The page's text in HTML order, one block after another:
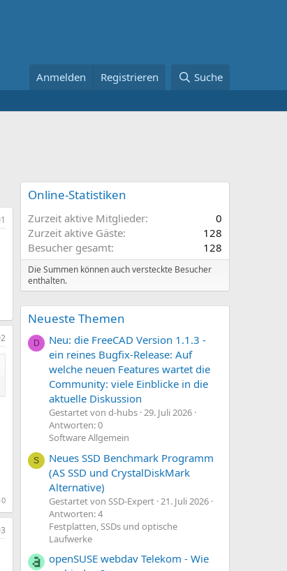
Anmelden Registrieren Suche
Online-Statistiken
Zurzeit aktive Mitglieder
0
Zurzeit aktive Gäste
128
Besucher gesamt
128
Die Summen können auch versteckte Besucher
enthalten.
Neueste Themen
D
Neu: die FreeCAD Version 1.1.3 -
ein reines Bugfix-Release: Auf
welche neuen Features wartet die
Community: viele Einblicke in die
aktuelle Diskussion
Gestartet von d-hubs 29. Juli 2026
Antworten: 0
Software Allgemein
S
Neues SSD Benchmark Programm
(AS SSD und CrystalDiskMark
Alternative)
Gestartet von SSD-Expert 21. Juli 2026
Antworten: 4
Festplatten, SSDs und optische
Laufwerke
openSUSE webdav Telekom - Wie